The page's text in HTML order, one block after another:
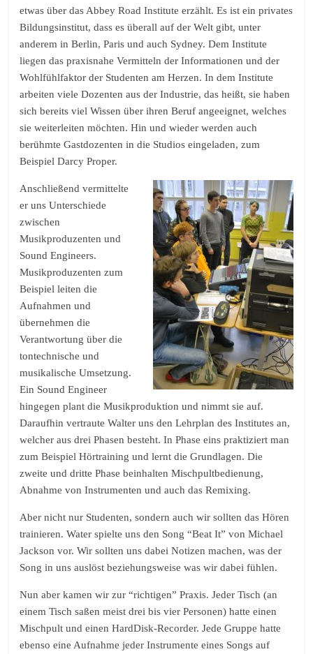
etwas über das Abbey Road Institute erzählt. Es ist ein privates
Bildungsinstitut, dass es überall auf der Welt gibt, unter
anderem in Berlin, Paris und auch Sydney. Dem Institute
liegen das praxisnahe Vermitteln der Informationen und der
Wohlfühlfaktor der Studenten am Herzen. In dem Institute
arbeiten viele Dozenten aus der Industrie, das heißt, sie haben
sich bereits viel Wissen über ihren Beruf angeeignet, welches
sie weiterleiten möchten. Hin und wieder werden auch
berühmte Gastdozenten in die Studios eingeladen, zum
Beispiel Darcy Proper.
Anschließend vermittelte
er uns Unterschiede
zwischen
Musikproduzenten und
Sound Engineers.
Musikproduzenten zum
Beispiel leiten die
Aufnahmen und
übernehmen die
Verantwortung über die
tontechnische und
musikalische Umsetzung.
Ein Sound Engineer
hingegen plant die Musikproduktion und nimmt sie auf.
Daraufhin vertraute Walter uns den Lehrplan des Institutes an,
welcher aus drei Phasen besteht. In Phase eins praktiziert man
zum Beispiel Hörtraining und lernt die Grundlagen. Die
zweite und dritte Phase beinhalten Mischpultbedienung,
Abnahme von Instrumenten und auch das Remixing.
Aber nicht nur Studenten, sondern auch wir sollten das Hören
trainieren. Water spielte uns den Song “Beat It” von Michael
Jackson vor. Wir sollten uns dabei Notizen machen, was der
Song in uns auslöst beziehungsweise was wir dabei fühlen.
Nun aber kamen wir zur “richtigen” Praxis. Jeder Tisch (an
einem Tisch saßen meist drei bis vier Personen) hatte einen
Mischpult und einen HardDisk-Recorder. Jede Gruppe hatte
ebenso eine Aufnahme jeder Instrumente eines Songs auf